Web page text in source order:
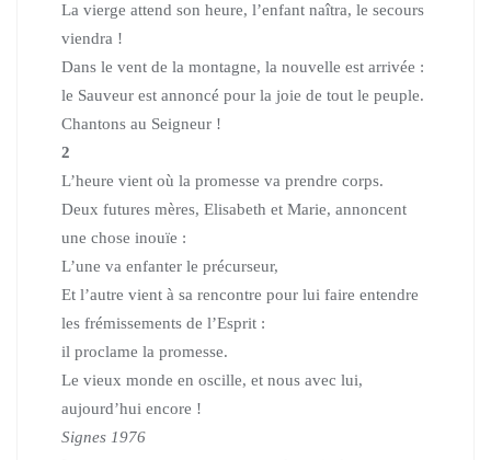
La vierge attend son heure, l’enfant naîtra, le secours
viendra !
Dans le vent de la montagne, la nouvelle est arrivée :
le Sauveur est annoncé pour la joie de tout le peuple.
Chantons au Seigneur !
2
L’heure vient où la promesse va prendre corps.
Deux futures mères, Elisabeth et Marie, annoncent
une chose inouïe :
L’une va enfanter le précurseur,
Et l’autre vient à sa rencontre pour lui faire entendre
les frémissements de l’Esprit :
il proclame la promesse.
Le vieux monde en oscille, et nous avec lui,
aujourd’hui encore !
Signes 1976